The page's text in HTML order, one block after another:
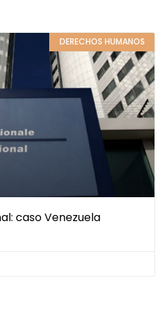
DERECHOS HUMANOS
caso Venezuela